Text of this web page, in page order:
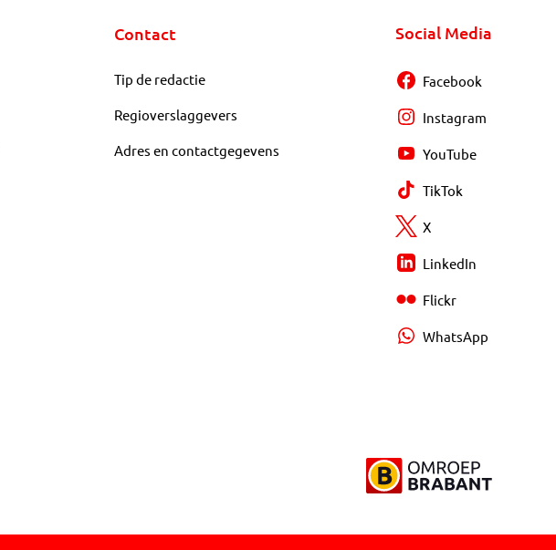
Contact
Tip de redactie
Regioverslaggevers
Adres en contactgegevens
Social Media
Facebook
Instagram
YouTube
TikTok
X
LinkedIn
Flickr
WhatsApp